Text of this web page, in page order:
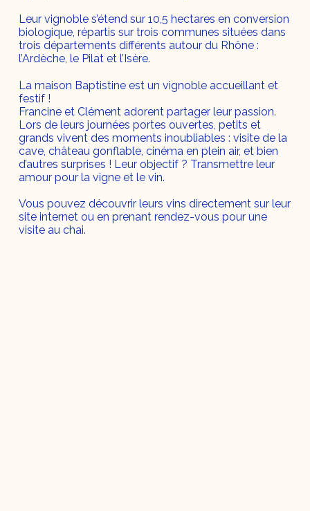
Leur vignoble s’étend sur 10,5 hectares en conversion
biologique, répartis sur trois communes situées dans
trois départements différents autour du Rhône :
l’Ardèche, le Pilat et l’Isère.
La maison Baptistine est un vignoble accueillant et
festif !
Francine et Clément adorent partager leur passion.
Lors de leurs journées portes ouvertes, petits et
grands vivent des moments inoubliables : visite de la
cave, château gonflable, cinéma en plein air, et bien
d’autres surprises ! Leur objectif ? Transmettre leur
amour pour la vigne et le vin.
Vous pouvez découvrir leurs vins directement sur leur
site internet ou en prenant rendez-vous pour une
visite au chai.